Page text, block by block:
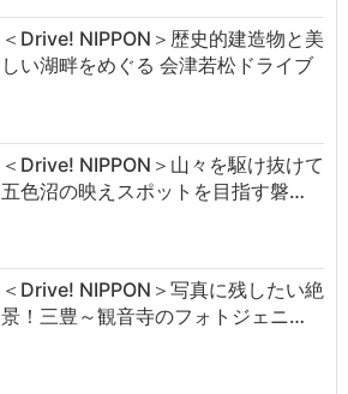
＜Drive! NIPPON＞歴史的建造物と美
しい湖畔をめぐる 会津若松ドライブ
＜Drive! NIPPON＞山々を駆け抜けて
五色沼の映えスポットを目指す磐…
＜Drive! NIPPON＞写真に残したい絶
景！三豊～観音寺のフォトジェニ…